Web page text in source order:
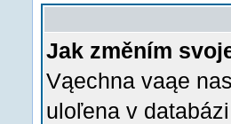
Jak změním
Vąechna vaąe
uloľena v